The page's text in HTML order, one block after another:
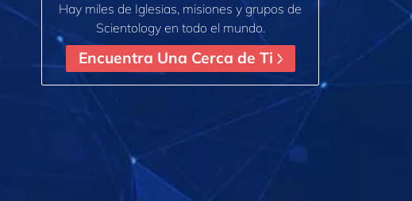
Hay miles de Iglesias, misiones y grupos de
Scientology en todo el mundo.
Encuentra Una Cerca de Ti